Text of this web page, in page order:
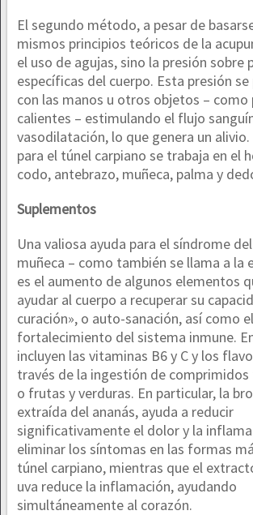
El segundo método, a pesar de
mismos principios teóricos de la
el uso de agujas, sino la presión sobre
específicas del cuerpo. Esta presión
con las manos u otros objetos – como
calientes – estimulando el flujo
vasodilatación, lo que genera un alivio.
para el túnel carpiano se trabaja en el
codo, antebrazo, muñeca, palma y
Suplementos
Una valiosa ayuda para el síndrome
muñeca – como también se llama a la
es el aumento de algunos elementos
ayudar al cuerpo a recuperar su
curación», o auto-sanación, así como el
fortalecimiento del sistema inmune.
incluyen las vitaminas B6 y C y los
través de la ingestión de
o frutas y verduras. En particular, la
extraída del ananás, ayuda a reducir
significativamente el dolor y la
eliminar los síntomas en las formas
túnel carpiano, mientras que el
uva reduce la inflamación, ayudando
simultáneamente al corazón.